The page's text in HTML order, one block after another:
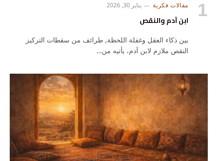
مقالات فكرية يناير 30, 2026
ابن آدم والنقص
بين ذكاء العقل وغفلة اللحظة, طرائف من سقطات التركيز
النقص ملازم لابن آدم، يأتيه من…